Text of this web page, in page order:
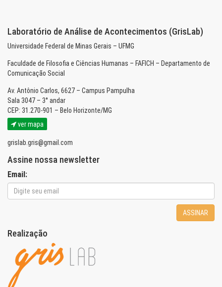
Laboratório de Análise de Acontecimentos (GrisLab)
Universidade Federal de Minas Gerais – UFMG
Faculdade de Filosofia e Ciências Humanas – FAFICH – Departamento de
Comunicação Social
Av. Antônio Carlos, 6627 – Campus Pampulha
Sala 3047 – 3° andar
CEP: 31.270-901 – Belo Horizonte/MG
ver mapa
grislab.gris@gmail.com
Assine nossa newsletter
Email:
ASSINAR
Realização